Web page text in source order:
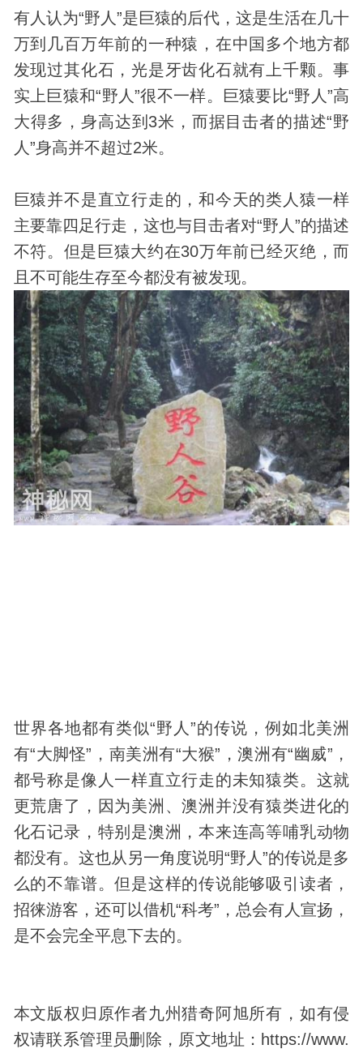
有人认为“野人”是巨猿的后代，这是生活在几十
万到几百万年前的一种猿，在中国多个地方都
发现过其化石，光是牙齿化石就有上千颗。事
实上巨猿和“野人”很不一样。巨猿要比“野人”高
大得多，身高达到3米，而据目击者的描述“野
人”身高并不超过2米。
巨猿并不是直立行走的，和今天的类人猿一样
主要靠四足行走，这也与目击者对“野人”的描述
不符。但是巨猿大约在30万年前已经灭绝，而
且不可能生存至今都没有被发现。
世界各地都有类似“野人”的传说，例如北美洲
有“大脚怪”，南美洲有“大猴”，澳洲有“幽威”，
都号称是像人一样直立行走的未知猿类。这就
更荒唐了，因为美洲、澳洲并没有猿类进化的
化石记录，特别是澳洲，本来连高等哺乳动物
都没有。这也从另一角度说明“野人”的传说是多
么的不靠谱。但是这样的传说能够吸引读者，
招徕游客，还可以借机“科考”，总会有人宣扬，
是不会完全平息下去的。
本文版权归原作者九州猎奇阿旭所有，如有侵
权请联系管理员删除，原文地址：https://www.